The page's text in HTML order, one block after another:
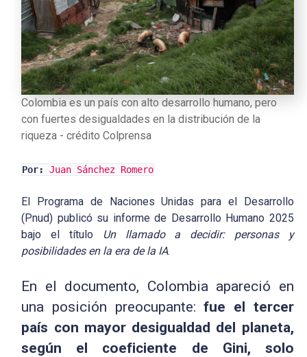
Colombia es un país con alto desarrollo humano, pero
con fuertes desigualdades en la distribución de la
riqueza - crédito Colprensa
Por: Juan Sánchez Romero
El Programa de Naciones Unidas para el Desarrollo
(Pnud) publicó su informe de Desarrollo Humano 2025
bajo el título
Un llamado a decidir: personas y
posibilidades en la era de la IA.
En el documento, Colombia apareció en
una posición preocupante:fue el tercer
país con mayor desigualdad del planeta,
según el coeficiente de Gini, solo